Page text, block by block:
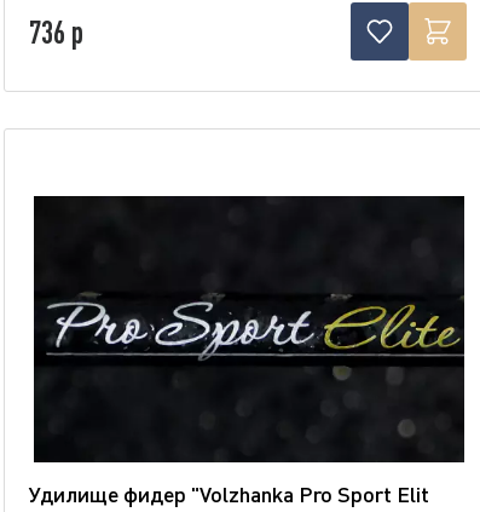
736 р
Удилище фидер "Volzhanka Pro Sport Elit